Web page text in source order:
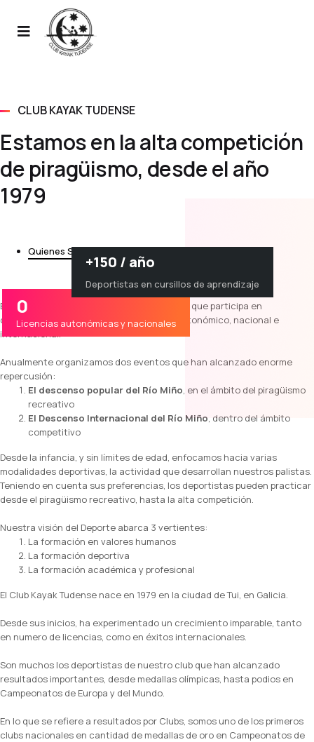
CLUB KAYAK TUDENSE
Estamos en la alta competición
de piragüismo, desde el año
1979
Quienes Somos Visión Historia
El Kayak Tudense
es un club de piragüismo que participa en
competiciones de piragüismo de ámbito autonómico, nacional e
internacional.
Anualmente organizamos dos eventos que han alcanzado enorme
repercusión:
El descenso popular del Río Miño, en el ámbito del piragüismo
recreativo
El Descenso Internacional del Río Miño, dentro del ámbito
competitivo
Desde la infancia, y sin límites de edad, enfocamos hacia varias
modalidades deportivas, la actividad que desarrollan nuestros palistas.
Teniendo en cuenta sus preferencias, los deportistas pueden practicar
desde el piragüismo recreativo, hasta la alta competición.
Nuestra visión del Deporte abarca 3 vertientes:
La formación en valores humanos
La formación deportiva
La formación académica y profesional
El Club Kayak Tudense nace en 1979 en la ciudad de Tui, en Galicia.
Desde sus inicios, ha experimentado un crecimiento imparable, tanto
en numero de licencias, como en éxitos internacionales.
Son muchos los deportistas de nuestro club que han alcanzado
resultados importantes, desde medallas olímpicas, hasta podios en
Campeonatos de Europa y del Mundo.
En lo que se refiere a resultados por Clubs, somos uno de los primeros
clubs nacionales en cantidad de medallas de oro en Campeonatos de
0
Licencias autonómicas y nacionales
+150 / año
Deportistas en cursillos de aprendizaje